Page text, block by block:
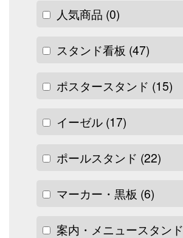
人気商品 (0)
スタンド看板 (47)
ポスタースタンド (15)
イーゼル (17)
ポールスタンド (22)
マーカー・黒板 (6)
案内・メニュースタンド